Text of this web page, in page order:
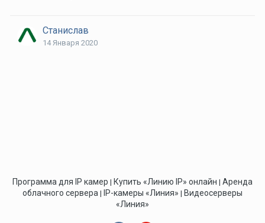
Станислав
14 Января 2020
Программа для IP камер | Купить «Линию IP» онлайн | Аренда
облачного сервера | IP-камеры «Линия» | Видеосерверы
«Линия»